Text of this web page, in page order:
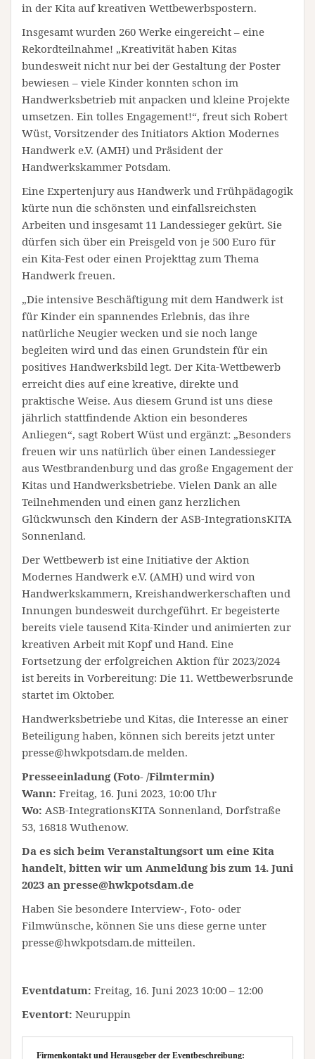
in der Kita auf kreativen Wettbewerbspostern.
Insgesamt wurden 260 Werke eingereicht – eine
Rekordteilnahme! „Kreativität haben Kitas
bundesweit nicht nur bei der Gestaltung der Poster
bewiesen – viele Kinder konnten schon im
Handwerksbetrieb mit anpacken und kleine Projekte
umsetzen. Ein tolles Engagement!“, freut sich Robert
Wüst, Vorsitzender des Initiators Aktion Modernes
Handwerk e.V. (AMH) und Präsident der
Handwerkskammer Potsdam.
Eine Expertenjury aus Handwerk und Frühpädagogik
kürte nun die schönsten und einfallsreichsten
Arbeiten und insgesamt 11 Landessieger gekürt. Sie
dürfen sich über ein Preisgeld von je 500 Euro für
ein Kita-Fest oder einen Projekttag zum Thema
Handwerk freuen.
„Die intensive Beschäftigung mit dem Handwerk ist
für Kinder ein spannendes Erlebnis, das ihre
natürliche Neugier wecken und sie noch lange
begleiten wird und das einen Grundstein für ein
positives Handwerksbild legt. Der Kita-Wettbewerb
erreicht dies auf eine kreative, direkte und
praktische Weise. Aus diesem Grund ist uns diese
jährlich stattfindende Aktion ein besonderes
Anliegen“, sagt Robert Wüst und ergänzt: „Besonders
freuen wir uns natürlich über einen Landessieger
aus Westbrandenburg und das große Engagement der
Kitas und Handwerksbetriebe. Vielen Dank an alle
Teilnehmenden und einen ganz herzlichen
Glückwunsch den Kindern der ASB-IntegrationsKITA
Sonnenland.
Der Wettbewerb ist eine Initiative der Aktion
Modernes Handwerk e.V. (AMH) und wird von
Handwerkskammern, Kreishandwerkerschaften und
Innungen bundesweit durchgeführt. Er begeisterte
bereits viele tausend Kita-Kinder und animierten zur
kreativen Arbeit mit Kopf und Hand. Eine
Fortsetzung der erfolgreichen Aktion für 2023/2024
ist bereits in Vorbereitung: Die 11. Wettbewerbsrunde
startet im Oktober.
Handwerksbetriebe und Kitas, die Interesse an einer
Beteiligung haben, können sich bereits jetzt unter
presse@hwkpotsdam.de melden.
Presseeinladung (Foto- /Filmtermin)
Wann: Freitag, 16. Juni 2023, 10:00 Uhr
Wo: ASB-IntegrationsKITA Sonnenland, Dorfstraße
53, 16818 Wuthenow.
Da es sich beim Veranstaltungsort um eine Kita
handelt, bitten wir um Anmeldung bis zum 14. Juni
2023 an presse@hwkpotsdam.de
Haben Sie besondere Interview-, Foto- oder
Filmwünsche, können Sie uns diese gerne unter
presse@hwkpotsdam.de mitteilen.
Eventdatum: Freitag, 16. Juni 2023 10:00 – 12:00
Eventort: Neuruppin
Firmenkontakt und Herausgeber der Eventbeschreibung: